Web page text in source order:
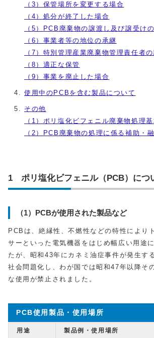
（3）保管場所を変更する場合
（4）処分が終了した場合
（5）PCB廃棄物の譲渡し及び譲受け
（6）事業者等の地位の承継
（7）特別管理産業廃棄物管理責任者
（8）適正な保管
（9）事業を廃止した場合
使用中のPCBを含む製品について
その他
（1）ポリ塩化ビフェニル廃棄物処理
（2）PCB廃棄物の処理に係る補助・
1 ポリ塩化ビフェニル（PCB）につ
（1）PCBが使用された製品など
PCBは、絶縁性、不燃性などの特性により
サーといった電気機器をはじめ幅広い用途
たが、昭和43年にカネミ油症事件が発生す
社会問題化し、わが国では昭和47年以降そ
な使用が禁止されました。
PCB使用製品・使用場所
用途 製品例・使用場所